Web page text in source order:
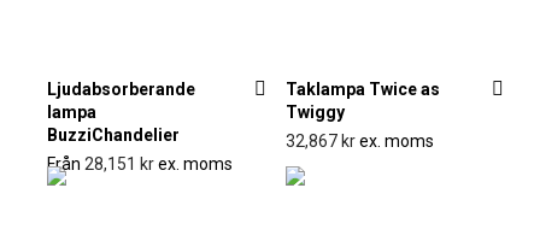
Ljudabsorberande
lampa
BuzziChandelier
Från 28,151 krex. moms
Taklampa Twice as
Twiggy
32,867 krex. moms